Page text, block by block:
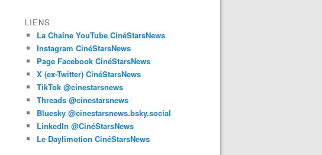
LIENS
La Chaîne YouTube CinéStarsNews
Instagram CinéStarsNews
Page Facebook CinéStarsNews
X (ex-Twitter) CinéStarsNews
TikTok @cinestarsnews
Threads @cinestarsnews
Bluesky @cinestarsnews.bsky.social‬
LinkedIn @CinéStarsNews
Le Daylimotion CinéStarsNews